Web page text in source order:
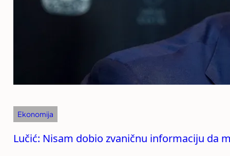
Ekonomija
Lučić: Nisam dobio zvaničnu informaciju da